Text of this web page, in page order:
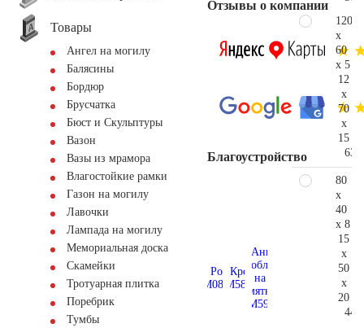
Товары
Ангел на могилу
Балясины
Бордюр
Брусчатка
Бюст и Скульптуры
Вазон
Вазы из мрамора
Влагостойкие рамки
Газон на могилу
Лавочки
Лампада на могилу
Мемориальная доска
Скамейки
Тротуарная плитка
Поребрик
Тумбы
Отзывы о компании
Благоустройство
120
x
60
x 5
12
x
70
x
15
80
x
40
x 8
15
x
50
x
20